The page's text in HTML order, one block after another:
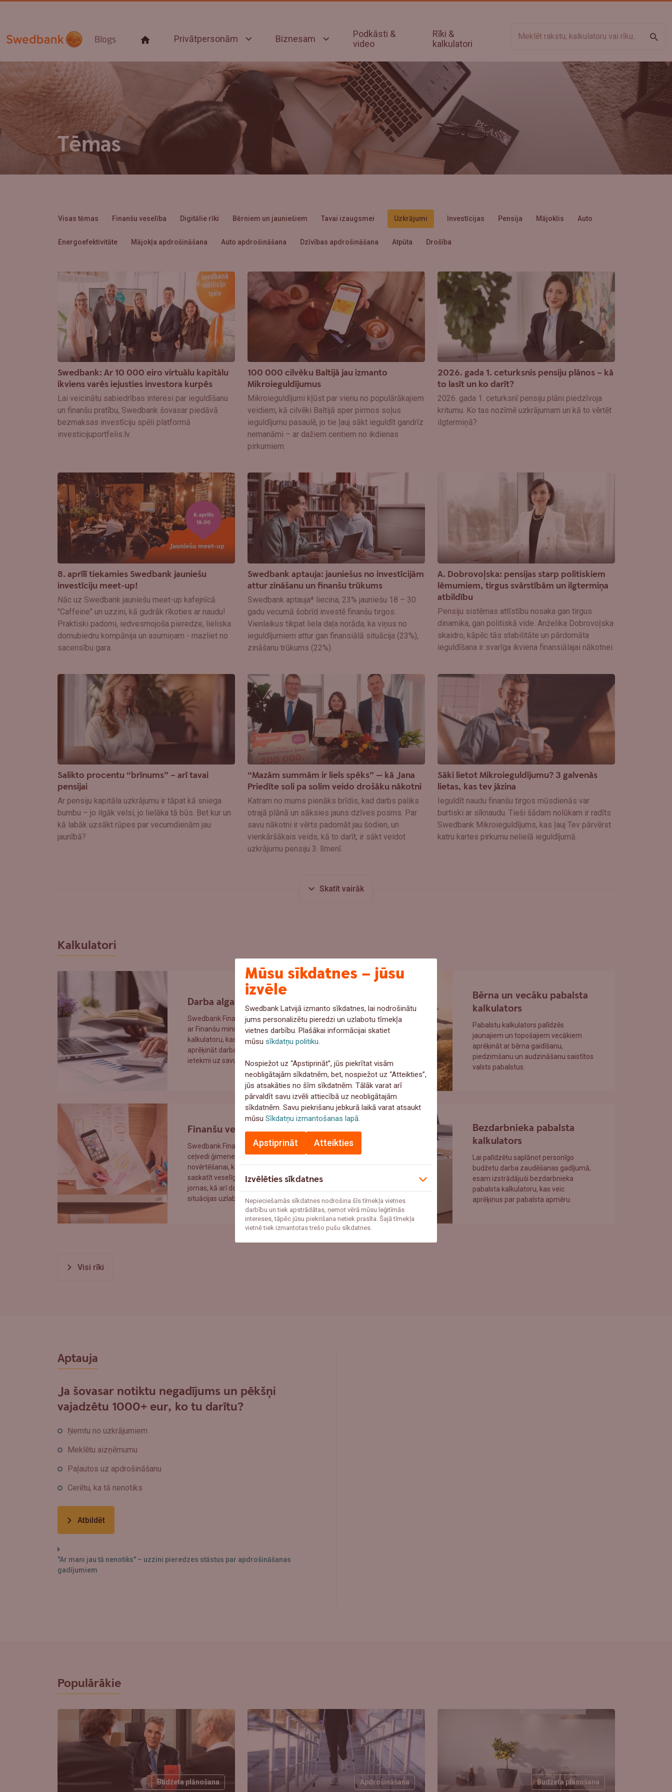
Blogs Privātpersonām Biznesam
Podkāsti &
video
Rīki &
kalkulatori
Tēmas
Visas tēmas Finanšu veselība Digitālie rīki Bērniem un jauniešiem Tavai izaugsmei Uzkrājumi Investīcijas Pensija Mājoklis Auto
Energoefektivitāte Mājokļa apdrošināšana Auto apdrošināšana Dzīvības apdrošināšana Atpūta Drošība
Swedbank: Ar 10 000 eiro virtuālu kapitālu
ikviens varēs iejusties investora kurpēs
Lai veicinātu sabiedrības interesi par ieguldīšanu
un finanšu pratību, Swedbank šovasar piedāvā
bezmaksas investīciju spēli platformā
investicijuportfelis.lv.
100 000 cilvēku Baltijā jau izmanto
Mikroieguldījumus
Mikroieguldījumi kļūst par vienu no populārākajiem
veidiem, kā cilvēki Baltijā sper pirmos soļus
ieguldījumu pasaulē, jo tie ļauj sākt ieguldīt gandrīz
nemanāmi – ar dažiem centiem no ikdienas
pirkumiem.
2026. gada 1. ceturksnis pensiju plānos – kā
to lasīt un ko darīt?
2026. gada 1. ceturksnī pensiju plāni piedzīvoja
kritumu. Ko tas nozīmē uzkrājumam un kā to vērtēt
ilgtermiņā?
8. aprīlī tiekamies Swedbank jauniešu
investīciju meet-up!
Nāc uz Swedbank jauniešu meet-up kafejnīcā
"Caffeine" un uzzini, kā gudrāk rīkoties ar naudu!
Praktiski padomi, iedvesmojoša pieredze, lieliska
domubiedru kompānija un asumiņam - mazliet no
sacensību gara.
Swedbank aptauja: jauniešus no investīcijām
attur zināšanu un finanšu trūkums
Swedbank aptauja* liecina, 23% jauniešu 18 – 30
gadu vecumā šobrīd investē finanšu tirgos.
Vienlaikus tikpat liela daļa norāda, ka viņus no
ieguldījumiem attur gan finansiālā situācija (23%),
zināšanu trūkums (22%).
A. Dobrovoļska: pensijas starp politiskiem
lēmumiem, tirgus svārstībām un ilgtermiņa
atbildību
Pensiju sistēmas attīstību nosaka gan tirgus
dinamika, gan politiskā vide. Anželika Dobrovoļska
skaidro, kāpēc tās stabilitāte un pārdomāta
ieguldīšana ir svarīga ikviena finansiālajai nākotnei.
Salikto procentu “brīnums” – arī tavai
pensijai
Ar pensiju kapitāla uzkrājumu ir tāpat kā sniega
bumbu – jo ilgāk velsi, jo lielāka tā būs. Bet kur un
kā labāk uzsākt rūpes par vecumdienām jau
jaunībā?
“Mazām summām ir liels spēks” — kā Jana
Priedīte soli pa solim veido drošāku nākotni
Katram no mums pienāks brīdis, kad darbs paliks
otrajā plānā un sāksies jauns dzīves posms. Par
savu nākotni ir vērts padomāt jau šodien, un
vienkāršākais veids, kā to darīt, ir sākt veidot
uzkrājumu pensiju 3. līmenī.
Sāki lietot Mikroieguldījumu? 3 galvenās
lietas, kas tev jāzina
Ieguldīt naudu finanšu tirgos mūsdienās var
burtiski ar sīknaudu. Tieši šādam nolūkam ir radīts
Swedbank Mikroieguldījums, kas ļauj Tev pārvērst
katru kartes pirkumu nelielā ieguldījumā.
Skatīt vairāk
Kalkulatori
Darba algas kalkulators
Swedbank Finanšu institūts sadarbībā
ar Finanšu ministriju izstrādājis
kalkulatoru, kas iedzīvotājiem ļauj
aprēķināt darbaspēka nodokļu izmaiņu
ietekmi uz savu darba algu.
Bērna un vecāku pabalsta
kalkulators
Pabalstu kalkulators palīdzēs
jaunajiem un topošajiem vecākiem
aprēķināt ar bērna gaidīšanu,
piedzimšanu un audzināšanu saistītos
valsts pabalstus.
Finanšu veselības ceļvedis
Swedbank Finanšu institūts izstrādājis
ceļvedi ģimenes finanšu veselības
novērtēšanai, kas palīdz vienkopus
saskatīt veselīgās un pilnveidojamās
jomas, kā arī dod ieteikumus finanšu
situācijas uzlabojumiem.
Bezdarbnieka pabalsta
kalkulators
Lai palīdzētu saplānot personīgo
budžetu darba zaudēšanas gadījumā,
esam izstrādājuši bezdarbnieka
pabalsta kalkulatoru, kas veic
aprēķinus par pabalsta apmēru.
Visi rīki
Aptauja
Ja šovasar notiktu negadījums un pēkšņi
vajadzētu 1000+ eur, ko tu darītu?
Ņemtu no uzkrājumiem
Meklētu aizņēmumu
Paļautos uz apdrošināšanu
Cerētu, ka tā nenotiks
Atbildēt
"Ar mani jau tā nenotiks" – uzzini pieredzes stāstus par apdrošināšanas
gadījumiem
Populārākie
Budžeta plānošana Apdrošināšana Budžeta plānošana
Mūsu sīkdatnes – jūsu
izvēle
Swedbank Latvijā izmanto sīkdatnes, lai nodrošinātu
jums personalizētu pieredzi un uzlabotu tīmekļa
vietnes darbību. Plašākai informācijai skatiet
mūsusīkdatņu politiku.
Nospiežot uz “Apstiprināt”, jūs piekrītat visām
neobligātajām sīkdatnēm, bet, nospiežot uz “Atteikties”,
jūs atsakāties no šīm sīkdatnēm. Tālāk varat arī
pārvaldīt savu izvēli attiecībā uz neobligātajām
sīkdatnēm. Savu piekrišanu jebkurā laikā varat atsaukt
mūsuSīkdatņu izmantošanas lapā.
Apstiprināt Atteikties
Izvēlēties sīkdatnes
Nepieciešamās sīkdatnes nodrošina šīs tīmekļa vietnes
darbību un tiek apstrādātas, ņemot vērā mūsu leģitīmās
intereses, tāpēc jūsu piekrišana netiek prasīta. Šajā tīmekļa
vietnē tiek izmantotas trešo pušu sīkdatnes.